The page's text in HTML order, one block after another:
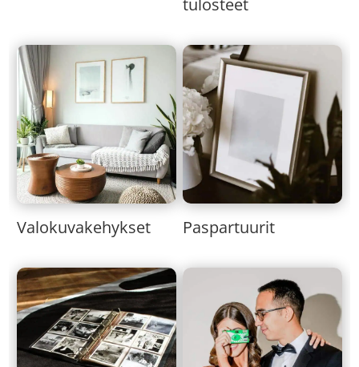
Valokuvakehykset Paspartuurit